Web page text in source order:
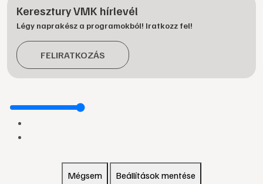
Keresztury VMK hírlevél
Légy naprakész a programokból! Iratkozz fel!
FELIRATKOZÁS
Mégsem Beállítások mentése